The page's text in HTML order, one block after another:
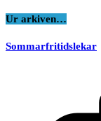
Ur arkiven…
Sommarfritidslekar